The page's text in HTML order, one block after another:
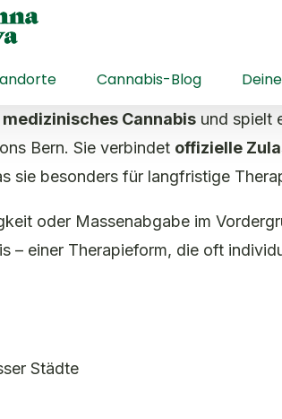
Cannabis-Blog
Cannabis und spielt
Bern. Sie verbindet offizielle
sie besonders für langfristige
oder Massenabgabe im
– einer Therapieform, die oft
Städte